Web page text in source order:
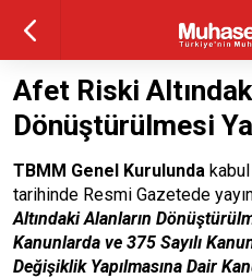
Afet Riski
Dönüştürülmesi
TBMM Genel Kurulunda
tarihinde Resmi Gazetede
Altındaki Alanların
Kanunlarda ve 375 Sayılı
Değişiklik Yapılmasına Dair